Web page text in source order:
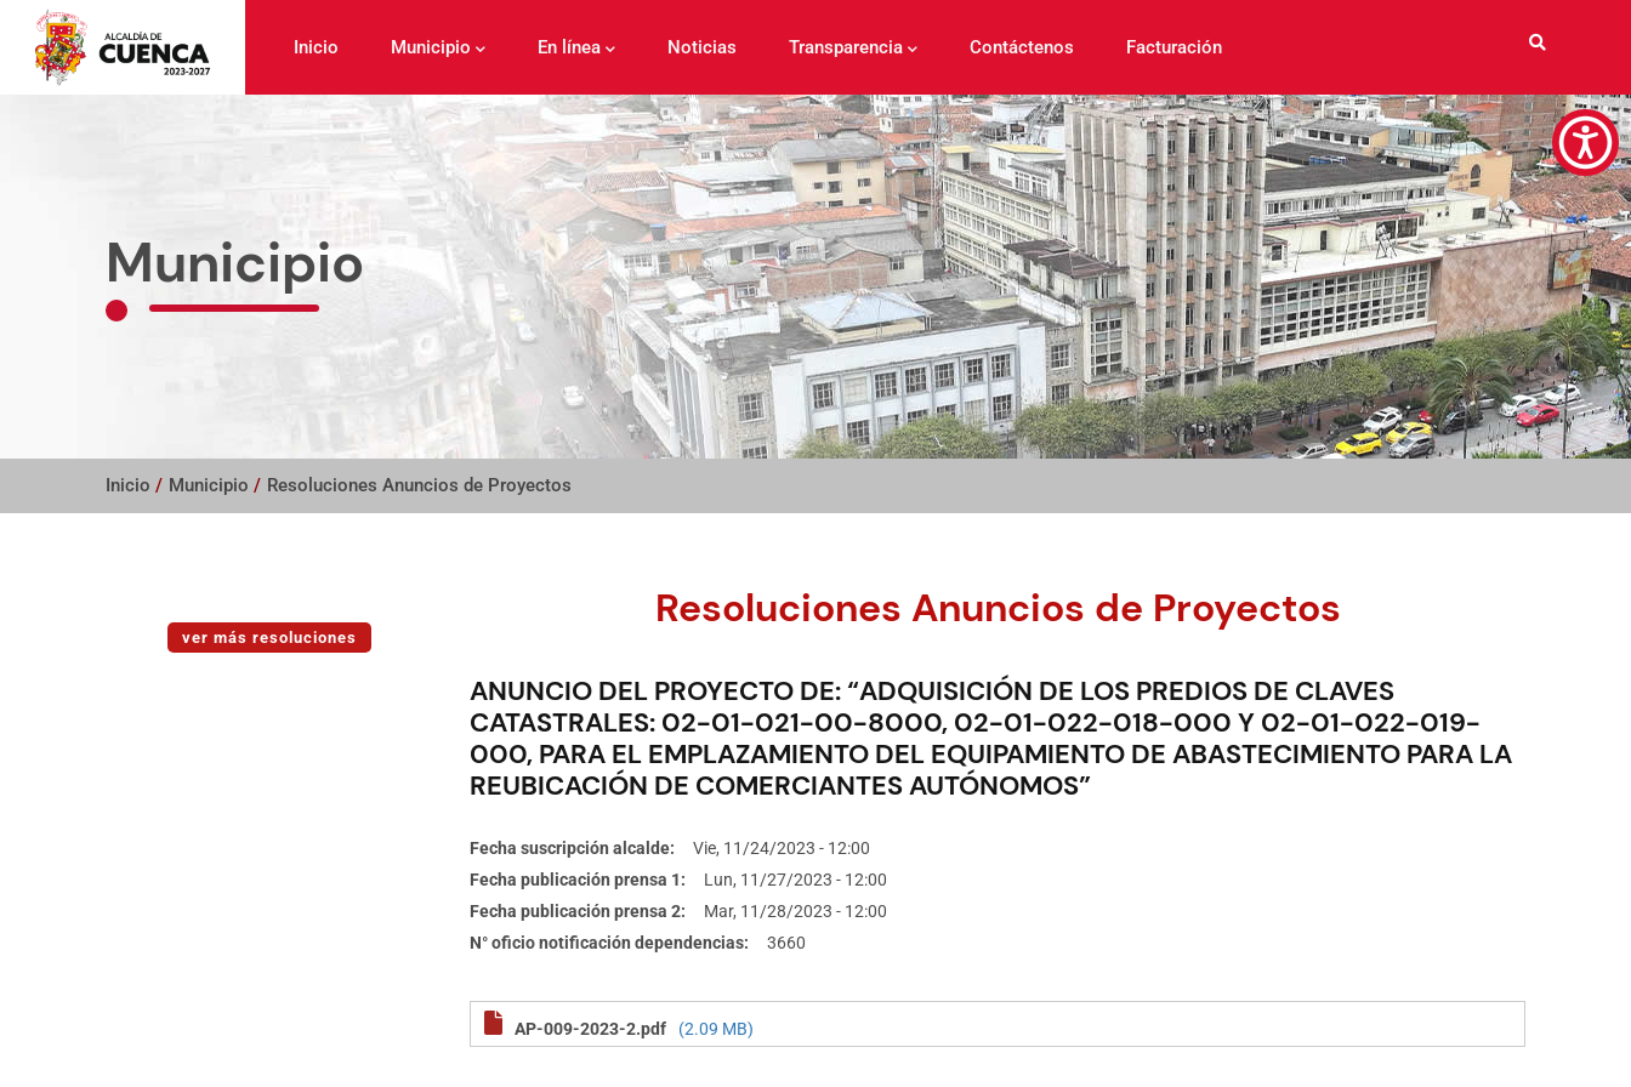
contenido
principal
Inicio Municipio En línea Noticias Transparencia Contáctenos Facturación
Municipio
Inicio / Municipio / Resoluciones Anuncios de Proyectos
Resoluciones Anuncios de Proyectos
ANUNCIO DEL PROYECTO DE: “ADQUISICIÓN DE LOS PREDIOS DE CLAVES
CATASTRALES: 02-01-021-00-8000, 02-01-022-018-000 Y 02-01-022-019-
000, PARA EL EMPLAZAMIENTO DEL EQUIPAMIENTO DE ABASTECIMIENTO PARA LA
REUBICACIÓN DE COMERCIANTES AUTÓNOMOS”
Fecha suscripción alcalde
Vie, 11/24/2023 - 12:00
Fecha publicación prensa 1
Lun, 11/27/2023 - 12:00
Fecha publicación prensa 2
Mar, 11/28/2023 - 12:00
N° oficio notificación dependencias
3660
AP-009-2023-2.pdf (2.09 MB)
ver más resoluciones